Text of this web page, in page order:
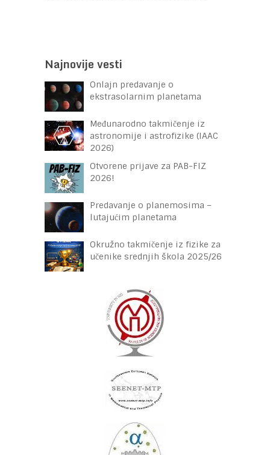
Najnovije vesti
Onlajn predavanje o
ekstrasolarnim planetama
Međunarodno takmičenje iz
astronomije i astrofizike (IAAC
2026)
Otvorene prijave za PAB-FIZ
2026!
Predavanje o planemosima –
lutajućim planetama
Okružno takmičenje iz fizike za
učenike srednjih škola 2025/26